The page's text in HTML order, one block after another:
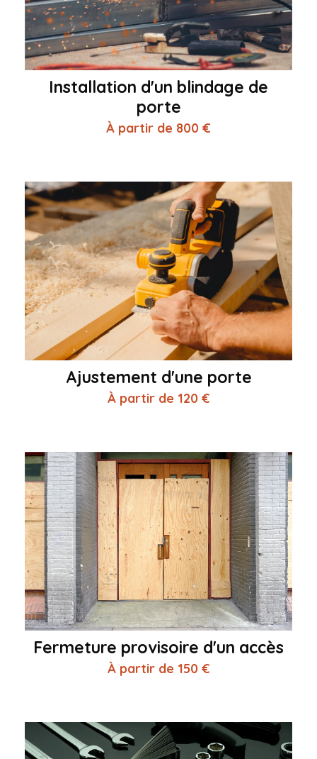
Installation d'un blindage de
porte
À partir de 800 €
Ajustement d'une porte
À partir de 120 €
Fermeture provisoire d'un accès
À partir de 150 €